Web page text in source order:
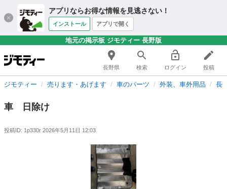
アプリならお得な情報を見逃さない！
インストール アプリで開く
地元の掲示板 ジモティー 長野版
長野県 検索 ログイン 投稿
ジモティー 売ります・あげます 車のパーツ 外装、車外用品 長
車 日除け
投稿ID: 1p330r 2026年5月11日 12:03